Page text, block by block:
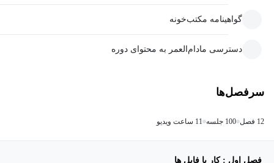
گواهینامه مکتب‌خونه
دسترسی مادام‌العمر به محتوای دوره
سرفصل‌ها
12 فصل 100 جلسه 11 ساعت ویدیو
فصل اول : کار با فایل ها